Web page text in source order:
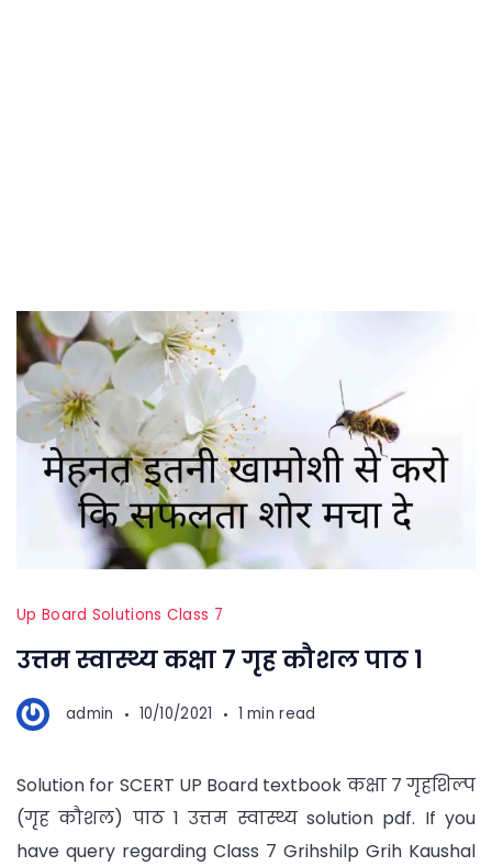
Up Board Solutions Class 7
उत्तम स्वास्थ्य कक्षा 7 गृह कौशल पाठ 1
admin 10/10/2021 1 min read
Solution for SCERT UP Board textbook कक्षा 7 गृहशिल्प
(गृह कौशल) पाठ 1 उत्तम स्वास्थ्य solution pdf. If you
have query regarding Class 7 Grihshilp Grih Kaushal